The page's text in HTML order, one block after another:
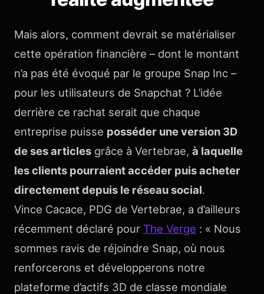
Mais alors, comment devrait se matérialiser
cette opération financière – dont le montant
n’a pas été évoqué par le groupe Snap Inc –
pour les utilisateurs de Snapchat ? L’idée
derrière ce rachat serait que chaque
entreprise puisse posséder une version 3D
de ses articles grâce à Vertebrae, à laquelle
les clients pourraient accéder puis acheter
directement depuis le réseau social.
Vince Cacace, PDG de Vertebrae, a d’ailleurs
récemment déclaré pour The Verge : « Nous
sommes ravis de réjoindre Snap, où nous
renforcerons et développerons notre
plateforme d’actifs 3D de classe mondiale